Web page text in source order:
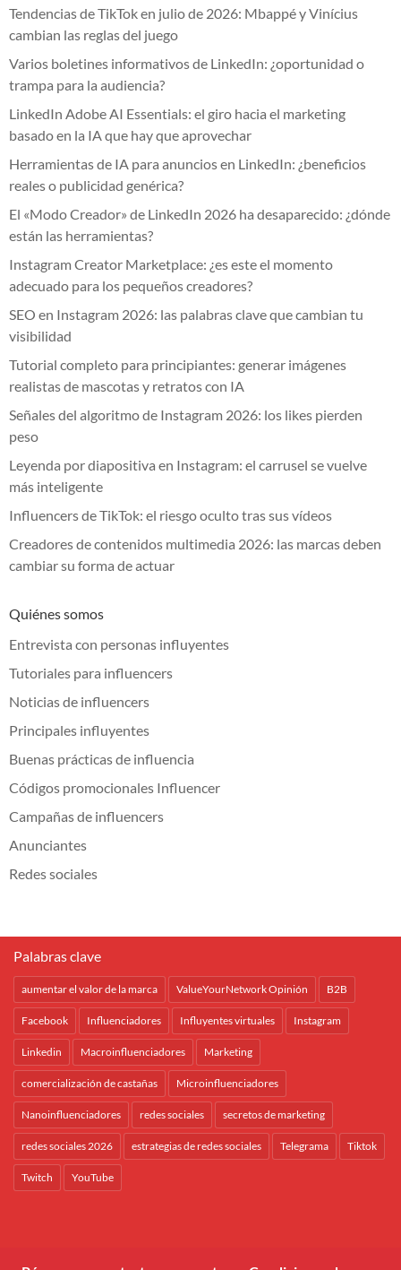
Tendencias de TikTok en julio de 2026: Mbappé y Vinícius
cambian las reglas del juego
Varios boletines informativos de LinkedIn: ¿oportunidad o
trampa para la audiencia?
LinkedIn Adobe AI Essentials: el giro hacia el marketing
basado en la IA que hay que aprovechar
Herramientas de IA para anuncios en LinkedIn: ¿beneficios
reales o publicidad genérica?
El «Modo Creador» de LinkedIn 2026 ha desaparecido: ¿dónde
están las herramientas?
Instagram Creator Marketplace: ¿es este el momento
adecuado para los pequeños creadores?
SEO en Instagram 2026: las palabras clave que cambian tu
visibilidad
Tutorial completo para principiantes: generar imágenes
realistas de mascotas y retratos con IA
Señales del algoritmo de Instagram 2026: los likes pierden
peso
Leyenda por diapositiva en Instagram: el carrusel se vuelve
más inteligente
Influencers de TikTok: el riesgo oculto tras sus vídeos
Creadores de contenidos multimedia 2026: las marcas deben
cambiar su forma de actuar
Quiénes somos
Entrevista con personas influyentes
Tutoriales para influencers
Noticias de influencers
Principales influyentes
Buenas prácticas de influencia
Códigos promocionales Influencer
Campañas de influencers
Anunciantes
Redes sociales
Palabras clave
aumentar el valor de la marca ValueYourNetwork Opinión B2B
Facebook Influenciadores Influyentes virtuales Instagram
Linkedin Macroinfluenciadores Marketing
comercialización de castañas Microinfluenciadores
Nanoinfluenciadores redes sociales secretos de marketing
redes sociales 2026 estrategias de redes sociales Telegrama Tiktok
Twitch YouTube